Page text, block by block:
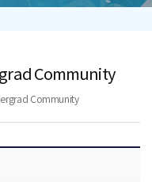
Community
Community